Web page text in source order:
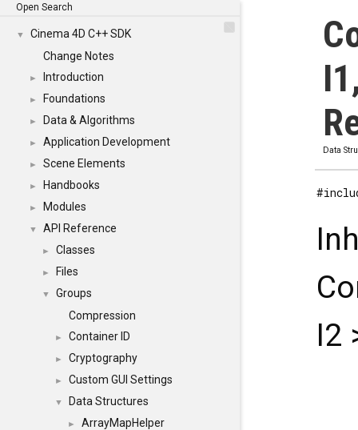
Open Search
▼
Cinema 4D C++ SDK
Change Notes
► Introduction
► Foundations
► Data & Algorithms
► Application Development
► Scene Elements
► Handbooks
► Modules
▼ API Reference
► Classes
► Files
▼
Groups
Compression
► Container ID
► Cryptography
► Custom GUI Settings
▼ Data Structures
► ArrayMapHelper
Data
I2